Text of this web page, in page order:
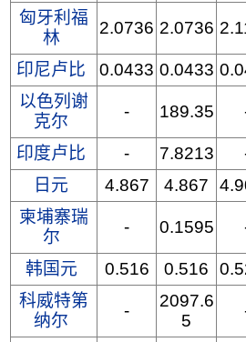
匈牙利福
林
2.0736 2.0736
印尼卢比 0.0433 0.0433
以色列谢
克尔
- 189.35
印度卢比 - 7.8213
日元
4.867 4.867
柬埔寨瑞
尔
- 0.1595
韩国元 0.516 0.516
科威特第
纳尔
-
2097.6
5